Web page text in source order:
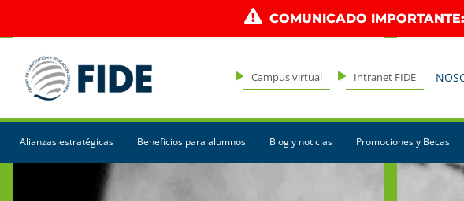
COMUNICADO
Campus virtual Intranet FIDE
Alianzas estratégicas Beneficios para alumnos Blog y noticias Promociones y Becas